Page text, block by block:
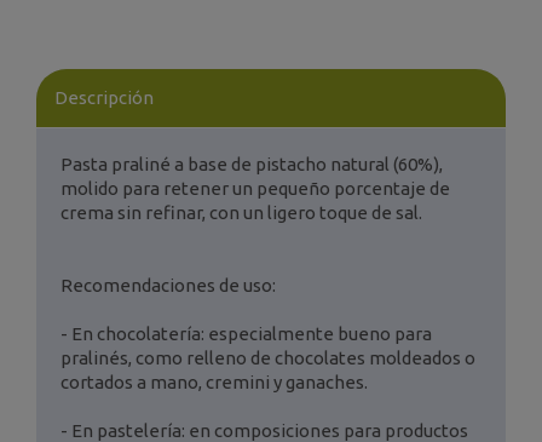
Descripción
Pasta praliné a base de pistacho natural (60%),
molido para retener un pequeño porcentaje de
crema sin refinar, con un ligero toque de sal.
Recomendaciones de uso:
- En chocolatería: especialmente bueno para
pralinés, como relleno de chocolates moldeados o
cortados a mano, cremini y ganaches.
- En pastelería: en composiciones para productos